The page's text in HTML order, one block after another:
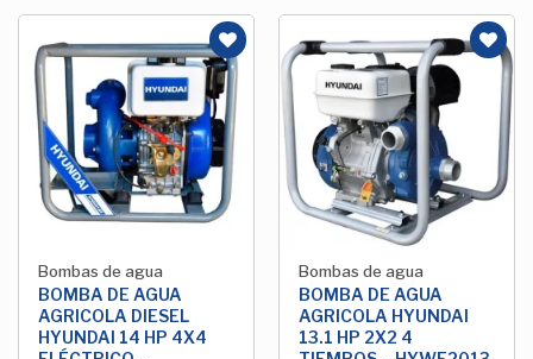
Añadir
a la
Lista de
deseos
Bombas de agua
BOMBA DE AGUA
AGRICOLA DIESEL
HYUNDAI 14 HP 4X4
Añadir
Lista de
deseos
Bombas de agua
BOMBA DE AGUA
AGRICOLA HYUNDAI
13.1 HP 2X2 4